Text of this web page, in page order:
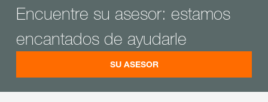
Encuentre su asesor: estamos
encantados de ayudarle
SU ASESOR